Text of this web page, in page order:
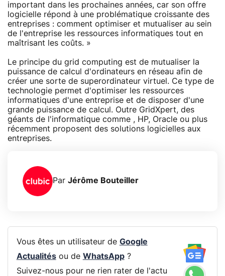
important dans les prochaines années, car son offre
logicielle répond à une problématique croissante des
entreprises : comment optimiser et mutualiser au sein
de l'entreprise les ressources informatiques tout en
maîtrisant les coûts. »
Le principe du grid computing est de mutualiser la
puissance de calcul d'ordinateurs en réseau afin de
créer une sorte de superordinateur virtuel. Ce type de
technologie permet d'optimiser les ressources
informatiques d'une entreprise et de disposer d'une
grande puissance de calcul. Outre GridXpert, des
géants de l'informatique comme , HP, Oracle ou plus
récemment proposent des solutions logicielles aux
entreprises.
Par Jérôme Bouteiller
Vous êtes un utilisateur de Google
Actualitésou de WhatsApp?
Suivez-nous pour ne rien rater de l'actu